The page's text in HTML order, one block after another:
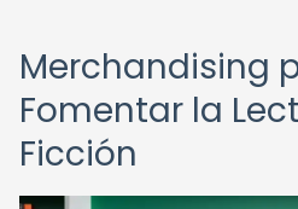
Merchandising
Fomentar la
Ficción